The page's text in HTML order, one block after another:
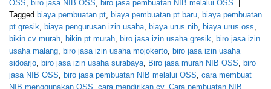
OSS biro jasa NIB OSS biro jasa pembuatan NIB melalui OSS
|
Tagged biaya pembuatan pt biaya pembuatan pt baru biaya pembuatan
pt gresik biaya pengurusan izin usaha biaya urus nib biaya urus oss
bikin cv murah bikin pt murah biro jasa izin usaha gresik biro jasa izin
usaha malang biro jasa izin usaha mojokerto biro jasa izin usaha
sidoarjo biro jasa izin usaha surabaya Biro jasa murah NIB OSS biro
jasa NIB OSS biro jasa pembuatan NIB melalui OSS cara membuat
NIB menggunakan OSS cara mendirikan cv, Cara pembuatan NIB